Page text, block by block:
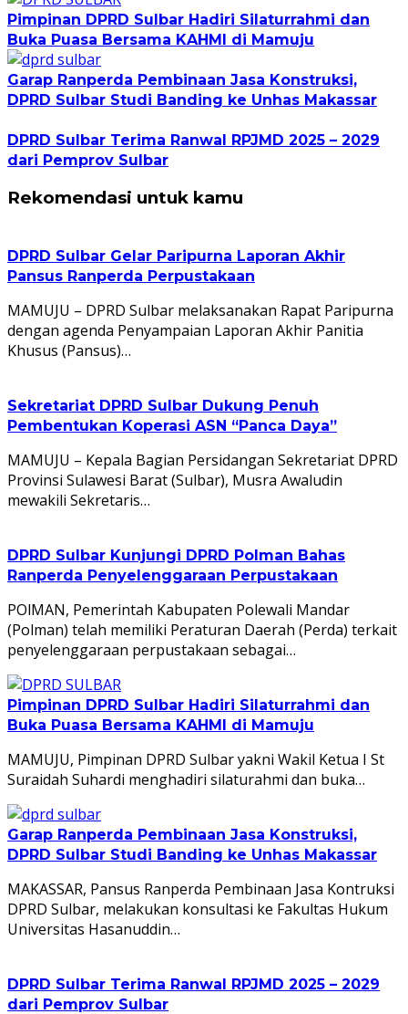
Pimpinan DPRD Sulbar Hadiri Silaturrahmi dan
Buka Puasa Bersama KAHMI di Mamuju
Garap Ranperda Pembinaan Jasa Konstruksi,
DPRD Sulbar Studi Banding ke Unhas Makassar
DPRD Sulbar Terima Ranwal RPJMD 2025 – 2029
dari Pemprov Sulbar
Rekomendasi untuk kamu
DPRD Sulbar Gelar Paripurna Laporan Akhir
Pansus Ranperda Perpustakaan
MAMUJU – DPRD Sulbar melaksanakan Rapat Paripurna
dengan agenda Penyampaian Laporan Akhir Panitia
Khusus (Pansus)…
Sekretariat DPRD Sulbar Dukung Penuh
Pembentukan Koperasi ASN “Panca Daya”
MAMUJU – Kepala Bagian Persidangan Sekretariat DPRD
Provinsi Sulawesi Barat (Sulbar), Musra Awaludin
mewakili Sekretaris…
DPRD Sulbar Kunjungi DPRD Polman Bahas
Ranperda Penyelenggaraan Perpustakaan
POlMAN, Pemerintah Kabupaten Polewali Mandar
(Polman) telah memiliki Peraturan Daerah (Perda) terkait
penyelenggaraan perpustakaan sebagai…
Pimpinan DPRD Sulbar Hadiri Silaturrahmi dan
Buka Puasa Bersama KAHMI di Mamuju
MAMUJU, Pimpinan DPRD Sulbar yakni Wakil Ketua I St
Suraidah Suhardi menghadiri silaturahmi dan buka…
Garap Ranperda Pembinaan Jasa Konstruksi,
DPRD Sulbar Studi Banding ke Unhas Makassar
MAKASSAR, Pansus Ranperda Pembinaan Jasa Kontruksi
DPRD Sulbar, melakukan konsultasi ke Fakultas Hukum
Universitas Hasanuddin…
DPRD Sulbar Terima Ranwal RPJMD 2025 – 2029
dari Pemprov Sulbar